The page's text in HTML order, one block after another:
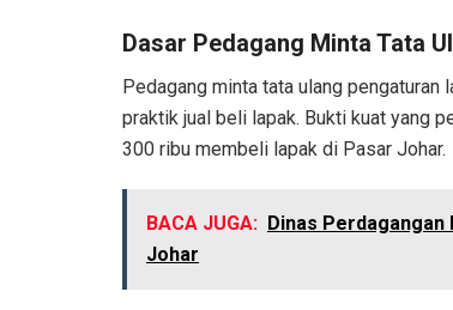
Dasar Pedagang Minta Tata
Pedagang minta tata ulang
praktik jual beli lapak. Bukti kuat yang
300 ribu membeli lapak di Pasar Johar.
BACA JUGA: Dinas Perdagangan
Johar